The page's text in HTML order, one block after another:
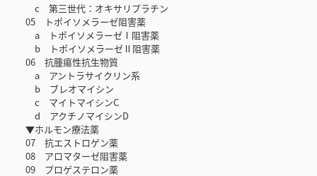
c 第三世代：オキサリプラチン
05 トポイソメラーゼ阻害薬
a トポイソメラーゼⅠ阻害薬
b トポイソメラーゼⅡ阻害薬
06 抗腫瘍性抗生物質
a アントラサイクリン系
b ブレオマイシン
c マイトマイシンC
d アクチノマイシンD
▼ホルモン療法薬
07 抗エストロゲン薬
08 アロマターゼ阻害薬
09 プロゲステロン薬